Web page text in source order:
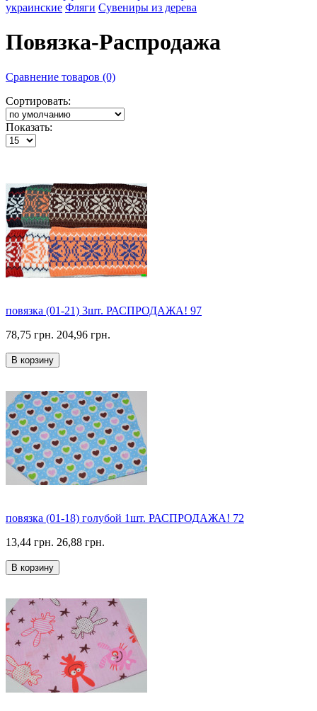
украинские Фляги Сувениры из дерева
Повязка-Распродажа
Сравнение товаров (0)
Сортировать:
Показать:
повязка (01-21) 3шт. РАСПРОДАЖА! 97
78,75 грн. 204,96 грн.
В корзину
повязка (01-18) голубой 1шт. РАСПРОДАЖА! 72
13,44 грн. 26,88 грн.
В корзину